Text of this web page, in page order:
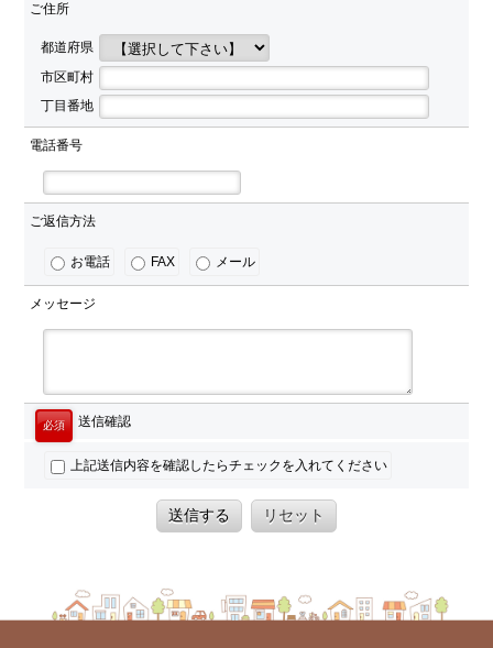
ご住所
都道府県
市区町村
丁目番地
電話番号
ご返信方法
お電話 FAX メール
メッセージ
必須 送信確認
上記送信内容を確認したらチェックを入れてください
送信する リセット